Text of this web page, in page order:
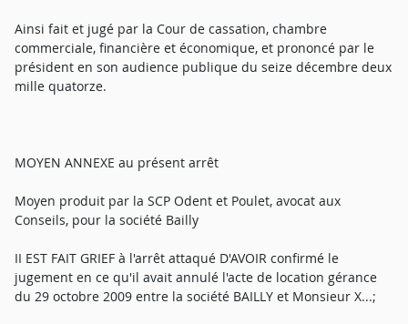
Ainsi fait et jugé par la Cour de cassation, chambre
commerciale, financière et économique, et prononcé par le
président en son audience publique du seize décembre deux
mille quatorze.
MOYEN ANNEXE au présent arrêt
Moyen produit par la SCP Odent et Poulet, avocat aux
Conseils, pour la société Bailly
II EST FAIT GRIEF à l'arrêt attaqué D'AVOIR confirmé le
jugement en ce qu'il avait annulé l'acte de location gérance
du 29 octobre 2009 entre la société BAILLY et Monsieur X...;